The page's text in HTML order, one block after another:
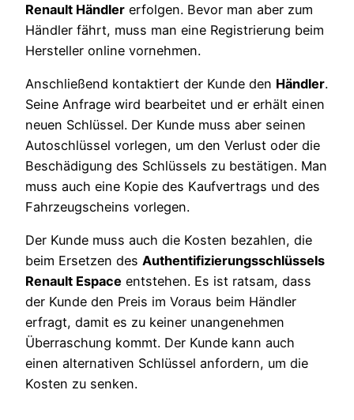
Renault Händler erfolgen. Bevor man aber zum
Händler fährt, muss man eine Registrierung beim
Hersteller online vornehmen.
Anschließend kontaktiert der Kunde den Händler.
Seine Anfrage wird bearbeitet und er erhält einen
neuen Schlüssel. Der Kunde muss aber seinen
Autoschlüssel vorlegen, um den Verlust oder die
Beschädigung des Schlüssels zu bestätigen. Man
muss auch eine Kopie des Kaufvertrags und des
Fahrzeugscheins vorlegen.
Der Kunde muss auch die Kosten bezahlen, die
beim Ersetzen des Authentifizierungsschlüssels
Renault Espace entstehen. Es ist ratsam, dass
der Kunde den Preis im Voraus beim Händler
erfragt, damit es zu keiner unangenehmen
Überraschung kommt. Der Kunde kann auch
einen alternativen Schlüssel anfordern, um die
Kosten zu senken.